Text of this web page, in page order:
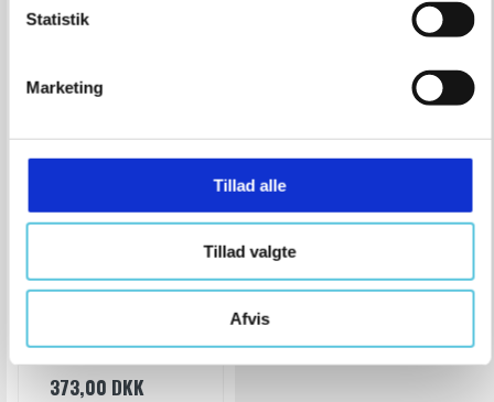
Statistik
Marketing
Tillad alle
Tillad valgte
Afvis
200 par
373,00 DKK